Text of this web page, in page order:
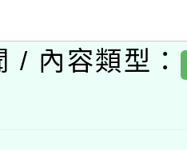
講師名單
容與教學軟
/ 內容類型：